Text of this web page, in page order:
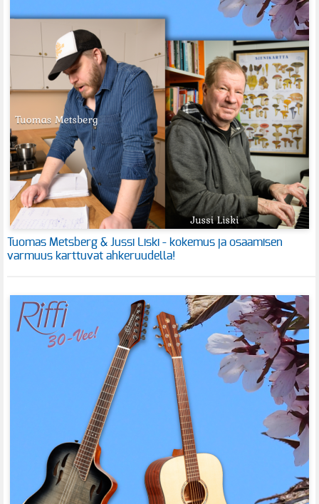
Tuomas Metsberg & Jussi Liski - kokemus ja osaamisen
varmuus karttuvat ahkeruudella!